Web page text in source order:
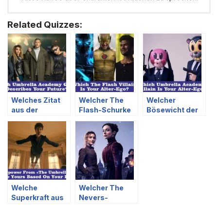
Related Quizzes:
Welches Zitat
aus der
Umbrella
Academy
beschreibt
deine Zukunft?
Welcher The
Flash-Schurke
ist dein Alter
Ego?
Welcher
Bösewicht der
Welche
Superkraft aus
Welcher The
Nevers-